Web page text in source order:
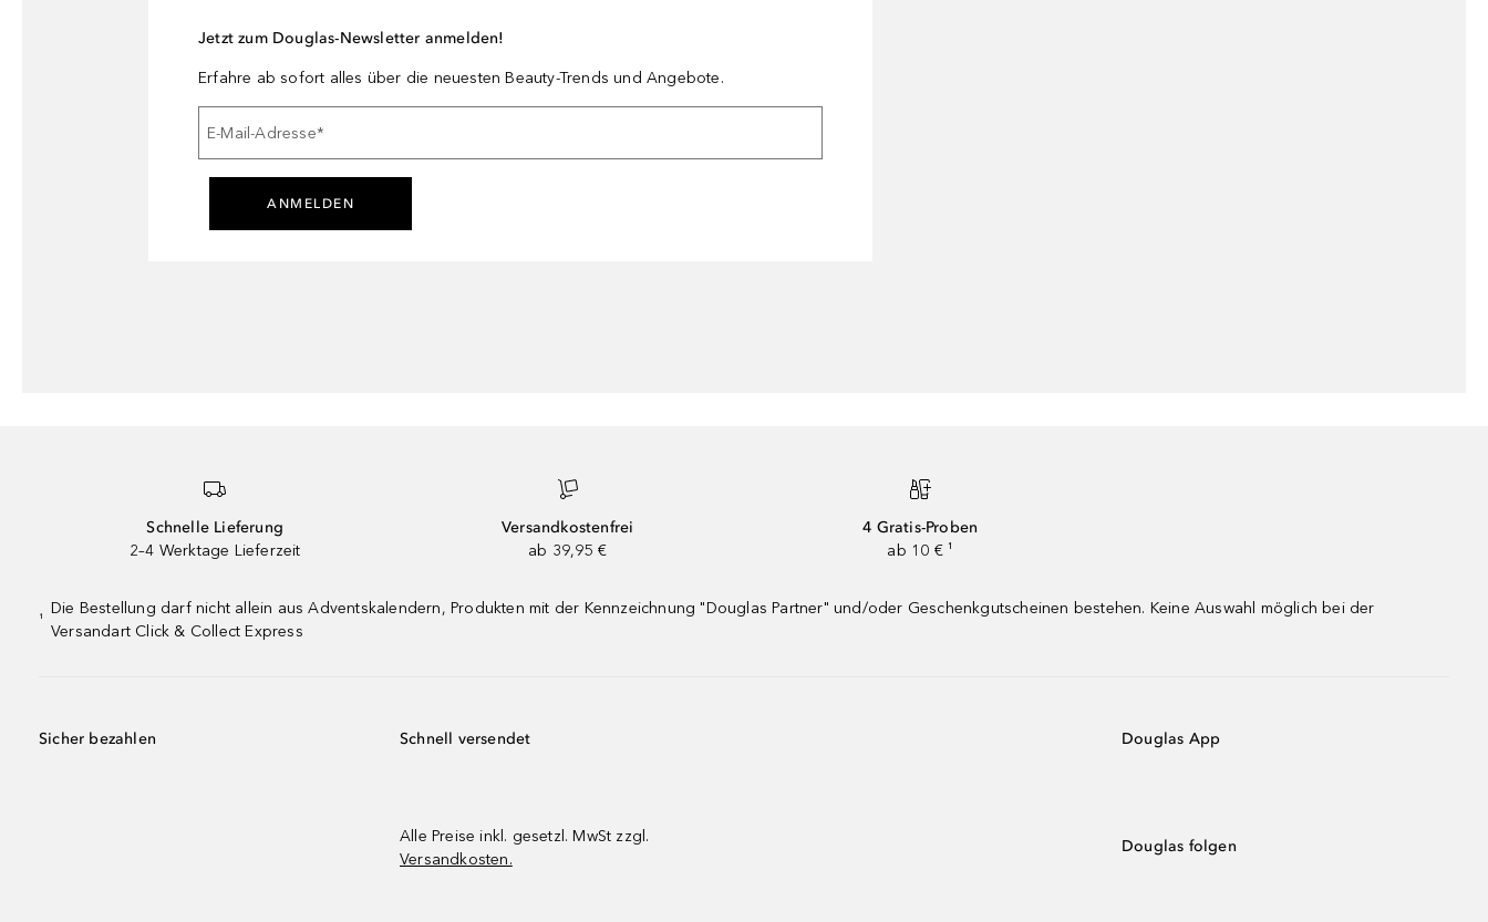
Jetzt zum Douglas-Newsletter anmelden!
Erfahre ab sofort alles über die neuesten Beauty-Trends und Angebote.
E-Mail-Adresse*
ANMELDEN
Schnelle Lieferung
2–4 Werktage Lieferzeit
Versandkostenfrei
ab 39,95 €
4 Gratis-Proben
ab 10 € ¹
¹
Die Bestellung darf nicht allein aus Adventskalendern, Produkten mit der Kennzeichnung "Douglas Partner" und/oder Geschenkgutscheinen bestehen. Keine Auswahl möglich bei der
Versandart Click & Collect Express
Sicher bezahlen Schnell versendet
Alle Preise inkl. gesetzl. MwSt zzgl.
Versandkosten.
Douglas App
Douglas folgen